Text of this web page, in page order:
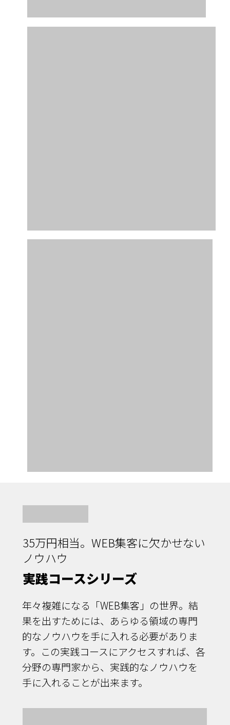
35万円相当。WEB集客に欠かせない
ノウハウ
実践コースシリーズ
年々複雑になる「WEB集客」の世界。結
果を出すためには、あらゆる領域の専門
的なノウハウを手に入れる必要がありま
す。この実践コースにアクセスすれば、各
分野の専門家から、実践的なノウハウを
手に入れることが出来ます。